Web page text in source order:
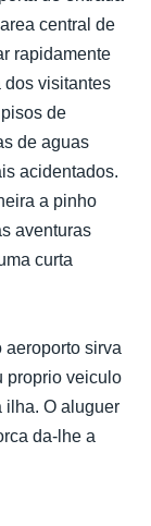
central de
rapidamente
dos visitantes
de
de aguas
acidentados.
a pinho
aventuras
curta
aeroporto sirva
proprio veiculo
ilha. O aluguer
da-lhe a